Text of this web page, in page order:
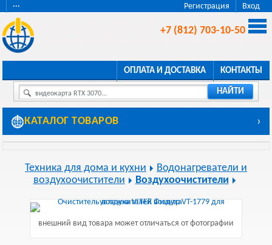
Регистрация Вход
···
+7 (812) 703-10-50
ОПЛАТА И ДОСТАВКА КОНТАКТЫ
видеокарта RTX 3070... НАЙТИ
КАТАЛОГ ТОВАРОВ ›
Техника для дома и кухни
Водонагреватели и
воздухоочистители
Воздухоочистители
внешний вид товара может отличаться от фотографии